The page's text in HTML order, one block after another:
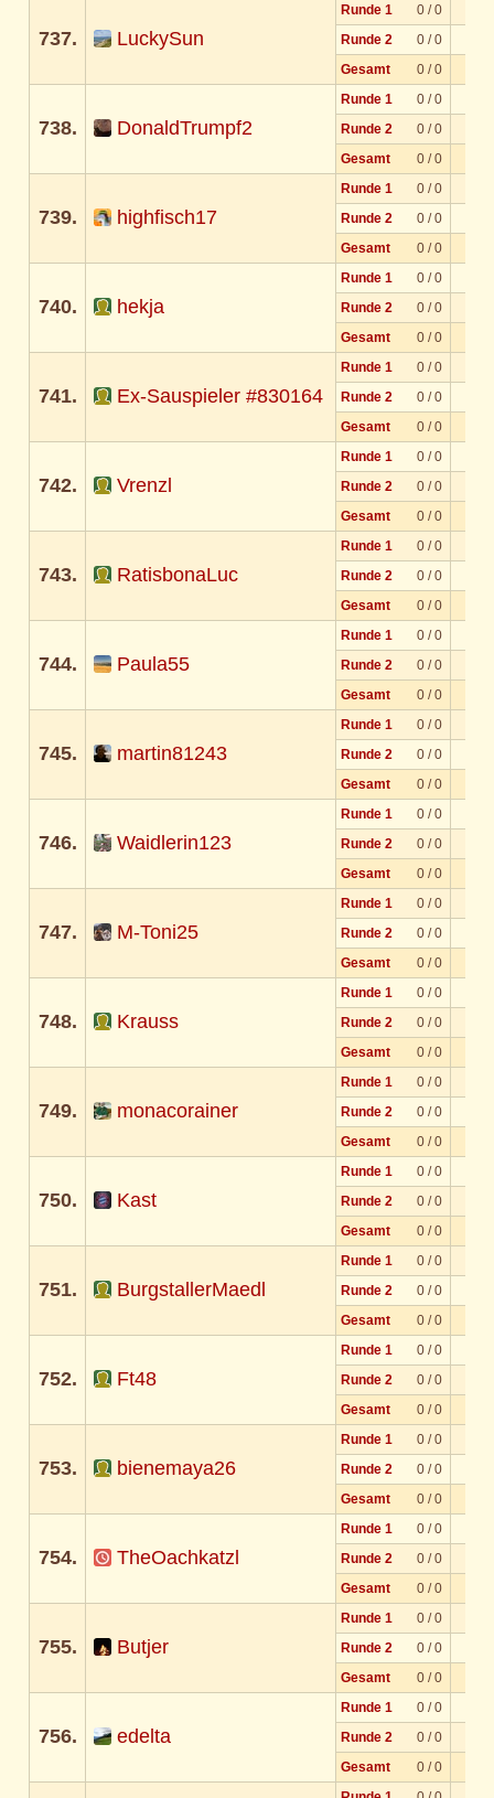
737. LuckySun
Runde 1
0 / 0
Runde 2
0 / 0
Gesamt
0 / 0
738. DonaldTrumpf2
Runde 1
0 / 0
Runde 2
0 / 0
Gesamt
0 / 0
739. highfisch17
Runde 1
0 / 0
Runde 2
0 / 0
Gesamt
0 / 0
740. hekja
Runde 1
0 / 0
Runde 2
0 / 0
Gesamt
0 / 0
741. Ex-Sauspieler #830164
Runde 1
0 / 0
Runde 2
0 / 0
Gesamt
0 / 0
742. Vrenzl
Runde 1
0 / 0
Runde 2
0 / 0
Gesamt
0 / 0
743. RatisbonaLuc
Runde 1
0 / 0
Runde 2
0 / 0
Gesamt
0 / 0
744. Paula55
Runde 1
0 / 0
Runde 2
0 / 0
Gesamt
0 / 0
745. martin81243
Runde 1
0 / 0
Runde 2
0 / 0
Gesamt
0 / 0
746. Waidlerin123
Runde 1
0 / 0
Runde 2
0 / 0
Gesamt
0 / 0
747. M-Toni25
Runde 1
0 / 0
Runde 2
0 / 0
Gesamt
0 / 0
748. Krauss
Runde 1
0 / 0
Runde 2
0 / 0
Gesamt
0 / 0
749. monacorainer
Runde 1
0 / 0
Runde 2
0 / 0
Gesamt
0 / 0
750. Kast
Runde 1
0 / 0
Runde 2
0 / 0
Gesamt
0 / 0
751. BurgstallerMaedl
Runde 1
0 / 0
Runde 2
0 / 0
Gesamt
0 / 0
752. Ft48
Runde 1
0 / 0
Runde 2
0 / 0
Gesamt
0 / 0
753. bienemaya26
Runde 1
0 / 0
Runde 2
0 / 0
Gesamt
0 / 0
754. TheOachkatzl
Runde 1
0 / 0
Runde 2
0 / 0
Gesamt
0 / 0
755. Butjer
Runde 1
0 / 0
Runde 2
0 / 0
Gesamt
0 / 0
756. edelta
Runde 1
0 / 0
Runde 2
0 / 0
Gesamt
0 / 0